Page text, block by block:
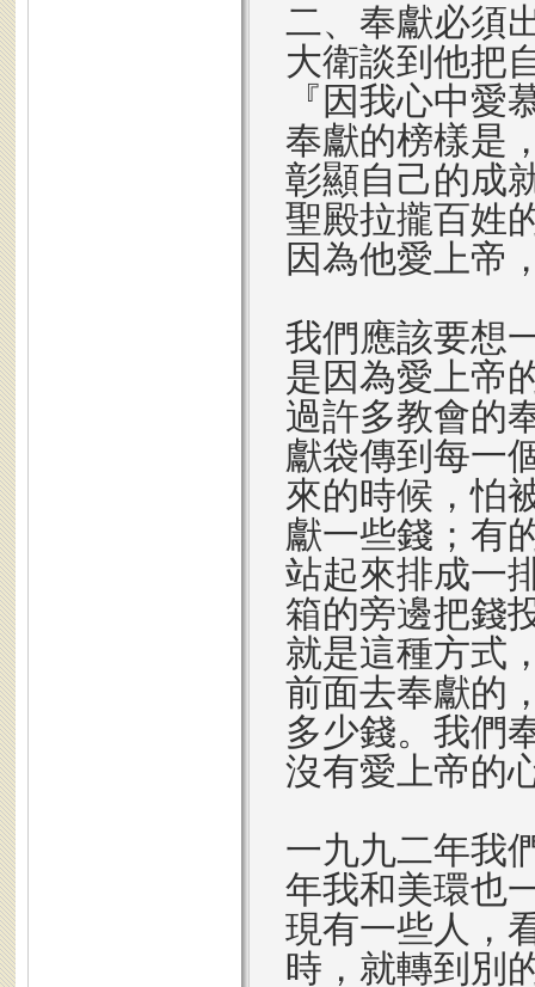
二、奉獻必須
大衛談到他把
『因我心中愛
奉獻的榜樣是
彰顯自己的成
聖殿拉攏百姓
因為他愛上帝
我們應該要想
是因為愛上帝
過許多教會的
獻袋傳到每一
來的時候，怕
獻一些錢；有
站起來排成一
箱的旁邊把錢
就是這種方式
前面去奉獻的
多少錢。我們
沒有愛上帝的
一九九二年我
年我和美環也
現有一些人，
時，就轉到別